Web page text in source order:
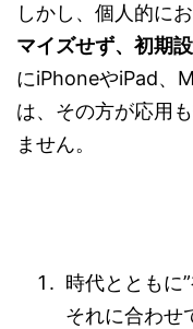
しかし、個人的に
マイズせず、初期
にiPhoneやiPad、
は、その方が応用
ません。
時代とともに
それに合わせ